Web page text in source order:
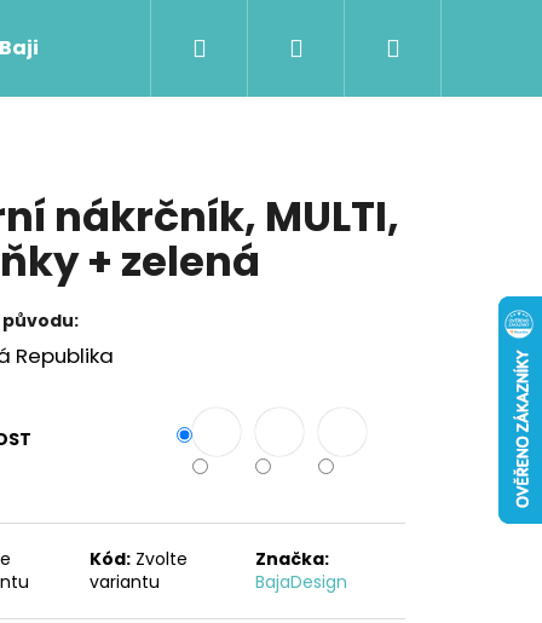
nového Přihlášení
nákrčník, MULTI,
+ zelená
původu:
Republika
Kód: Zvolte
variantu
Značka:
BajaDesign
Následující
KALHOTY,